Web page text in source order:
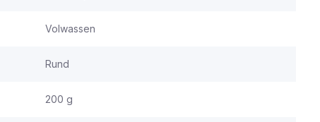
Volwassen
Rund
200 g